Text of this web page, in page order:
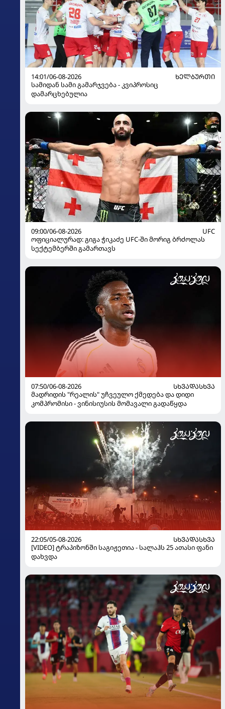
14:01/06-08-2026
ᲮᲔᲚᲑᲣᲠᲗᲘ
სამიდან სამი გამარჯვება - კვიპროსიც
დამარცხებულია
09:00/06-08-2026
UFC
ოფიციალურად: გიგა ჭიკაძე UFC-ში მორიგ ბრძოლას
სექტემბერში გამართავს
07:50/06-08-2026
ᲡᲮᲕᲐᲓᲐᲡᲮᲕᲐ
მადრიდის "რეალის" უჩვეულო ქმედება და დიდი
კომპრომისი - ვინისიუსის მომავალი გადაწყდა
22:05/05-08-2026
ᲡᲮᲕᲐᲓᲐᲡᲮᲕᲐ
[VIDEO] ტრაპიზონში საგიჟეთია - სალაჰს 25 ათასი ფანი
დახვდა